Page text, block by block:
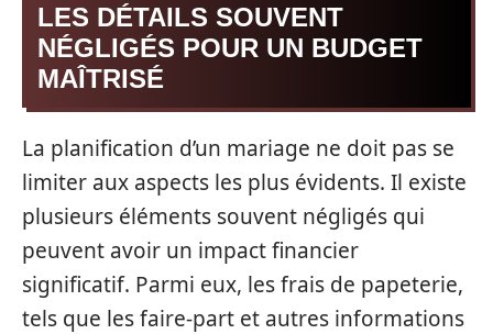
LES DÉTAILS SOUVENT
NÉGLIGÉS POUR UN BUDGET
MAÎTRISÉ
La planification d’un mariage ne doit pas se
limiter aux aspects les plus évidents. Il existe
plusieurs éléments souvent négligés qui
peuvent avoir un impact financier
significatif. Parmi eux, les frais de papeterie,
tels que les faire-part et autres informations